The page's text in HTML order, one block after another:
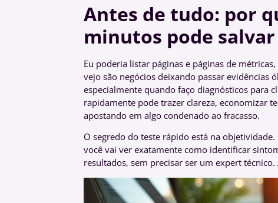
Antes de tudo: por
minutos pode
Eu poderia listar páginas e páginas de
vejo são negócios deixando passar evidências
especialmente quando faço diagnósticos para
rapidamente pode trazer clareza, economizar
apostando em algo condenado ao fracasso.
O segredo do teste rápido está na
você vai ver exatamente como identificar
resultados, sem precisar ser um expert